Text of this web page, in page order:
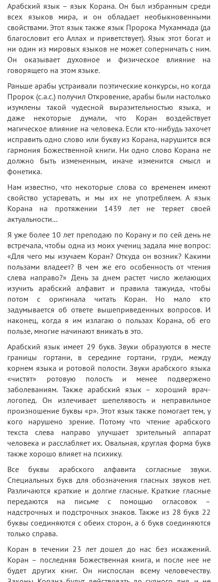
Арабский язык – язык Корана. Он был избранным среди
всех языков мира, и он обладает необыкновенными
свойствами. Этот язык также язык Пророка Мухаммада (да
благословит его Аллах и приветствует). Язык этот богат и
ни один из мировых языков не может соперничать с ним.
Он оказывает духовное и физическое влияние на
говорящего на этом языке.
Раньше арабы устраивали поэтические конкурсы, но когда
Пророк (с.а.с.) получил Откровение, арабы были настолько
изумлены такой чудесной выразительностью языка, и
даже некоторые думали, что Коран воздействует
магическое влияние на человека. Если кто-нибудь захочет
исправить одно слово или букву из Корана, нарушится вся
гармония Божественной книги. Ни одно слово Корана не
должно быть измененным, иначе изменится смысл и
фонетика.
Нам известно, что некоторые слова со временем имеют
свойство устаревать, и мы их не употребляем. А язык
Корана на протяжении 1439 лет не теряет своей
актуальности...
Я уже более 10 лет преподаю по Корану и по сей день не
встречала, чтобы одна из моих учениц задала мне вопрос:
«Для чего мы изучаем Коран? Откуда он возник? Какими
пользами владеет? В чем же его особенность от чтения
слева направо?» День за днем растет число желающих
изучить арабский алфавит и правила тажуида, чтобы
потом с оригинала читать Коран. Но мало кто
задумывается об ответе вышеприведенных вопросов. И
наконец, когда я им излагаю о пользах Корана, об его
пользе, многие начинают вникать в это.
Арабский язык имеет 29 букв. Звуки образуются в месте
границы гортани, в середине гортани, груди, между
корнем языка и ротовой полости. Звуки арабского языка
«чистят» ротовую полость и менее подвержено
заболеваниям. Также арабский язык – хороший врач-
логопед. Он излечивает шепелявость и неправильное
произношение буквы «р». Этот язык также помогает тем, у
кого нарушено зрение. Потому что чтение арабского
текста слева направо улучшает зрительный аппарат
человека и расслабляет их. Овальная, круглая форма букв
также хорошо влияет на психику.
Все буквы арабского алфавита согласные звуки.
Специальных букв для обозначения гласных звуков нет.
Различаются краткие и долгие гласные. Краткие гласные
передаются на письме с помощью огласовок –
надстрочных и подстрочных знаков. Также из 28 букв 22
буквы соединяются с обеих сторон, а 6 букв соединяются
только справа.
Коран в течении 23 лет дошел до нас без искажений.
Коран – последняя Божественная книга, и после нее не
будет других книг. Он ниспослан всему человечеству.